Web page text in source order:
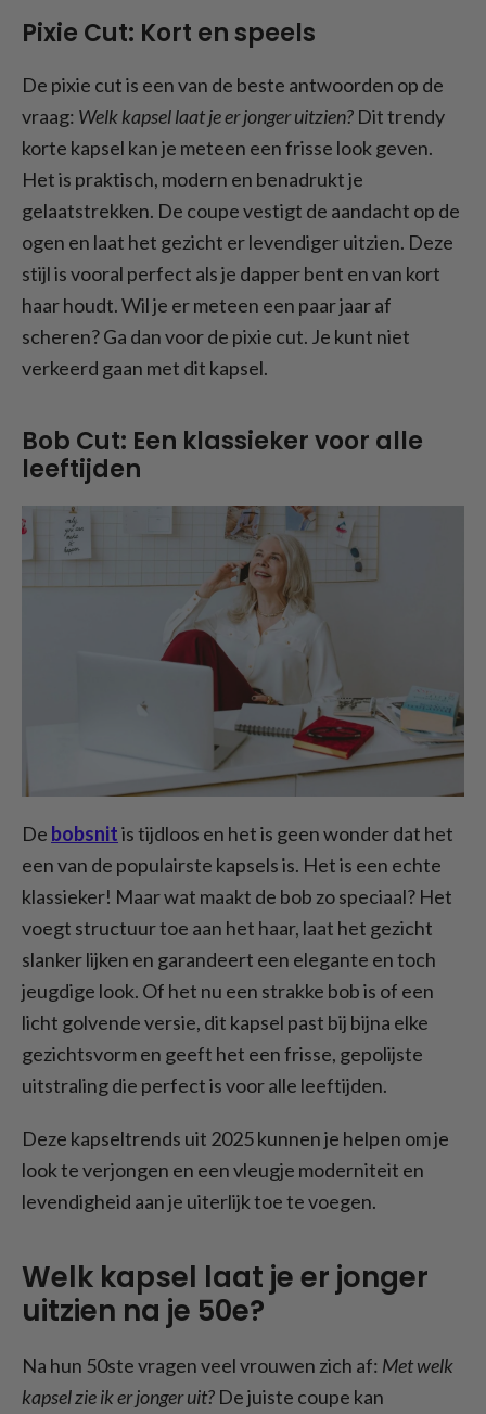
Pixie Cut: Kort en speels
De pixie cut is een van de beste antwoorden op de
vraag: Welk kapsel laat je er jonger uitzien? Dit trendy
korte kapsel kan je meteen een frisse look geven.
Het is praktisch, modern en benadrukt je
gelaatstrekken. De coupe vestigt de aandacht op de
ogen en laat het gezicht er levendiger uitzien. Deze
stijl is vooral perfect als je dapper bent en van kort
haar houdt. Wil je er meteen een paar jaar af
scheren? Ga dan voor de pixie cut. Je kunt niet
verkeerd gaan met dit kapsel.
Bob Cut: Een klassieker voor alle
leeftijden
De bobsnitis tijdloos en het is geen wonder dat het
een van de populairste kapsels is. Het is een echte
klassieker! Maar wat maakt de bob zo speciaal? Het
voegt structuur toe aan het haar, laat het gezicht
slanker lijken en garandeert een elegante en toch
jeugdige look. Of het nu een strakke bob is of een
licht golvende versie, dit kapsel past bij bijna elke
gezichtsvorm en geeft het een frisse, gepolijste
uitstraling die perfect is voor alle leeftijden.
Deze kapseltrends uit 2025 kunnen je helpen om je
look te verjongen en een vleugje moderniteit en
levendigheid aan je uiterlijk toe te voegen.
Welk kapsel laat je er jonger
uitzien na je 50e?
Na hun 50ste vragen veel vrouwen zich af: Met welk
kapsel zie ik er jonger uit? De juiste coupe kan